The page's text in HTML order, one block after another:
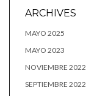
ARCHIVES
MAYO 2025
MAYO 2023
NOVIEMBRE 2022
SEPTIEMBRE 2022